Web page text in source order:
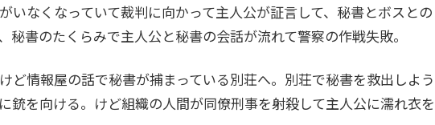
いなくなっていて裁判に向かって主人公が証言して、秘書とボスとの
秘書のたくらみで主人公と秘書の会話が流れて警察の作戦失敗。
ど情報屋の話で秘書が捕まっている別荘へ。別荘で秘書を救出しよう
銃を向ける。けど組織の人間が同僚刑事を射殺して主人公に濡れ衣を